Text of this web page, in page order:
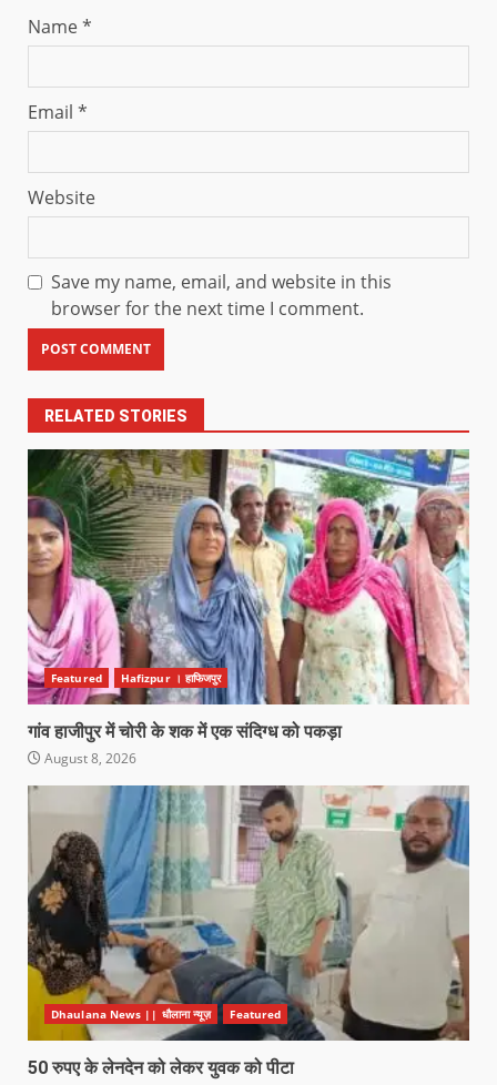
Name*
Email *
Website
Save my name, email, and website in this
browser for the next time I comment.
RELATED STORIES
Featured Hafizpur । हाफिजपुर
गांव हाजीपुर में चोरी के शक में एक संदिग्ध को पकड़ा
August 8, 2026
Dhaulana News || धौलाना न्यूज़ Featured
50 रुपए के लेनदेन को लेकर युवक को पीटा